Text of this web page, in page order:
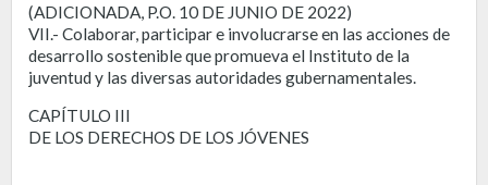
(ADICIONADA, P.O. 10 DE JUNIO DE 2022)
VII.- Colaborar, participar e involucrarse en las acciones de
desarrollo sostenible que promueva el Instituto de la
juventud y las diversas autoridades gubernamentales.
CAPÍTULO III
DE LOS DERECHOS DE LOS JÓVENES